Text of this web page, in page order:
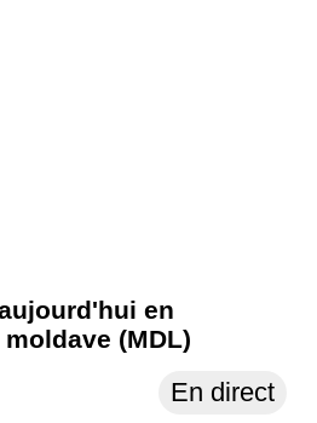
en
(MDL)
En direct